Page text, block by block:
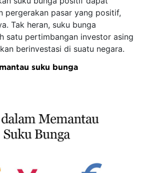
pergerakan pasar yang positif,
Tak heran, suku bunga
satu pertimbangan investor asing
berinvestasi di suatu negara.
suku bunga